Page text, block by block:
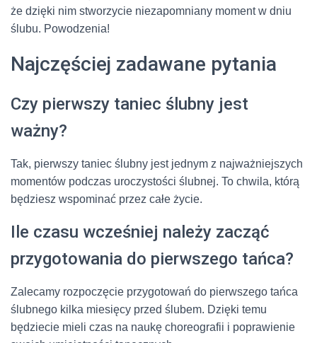
że dzięki nim stworzycie niezapomniany moment w dniu
ślubu. Powodzenia!
Najczęściej zadawane pytania
Czy pierwszy taniec ślubny jest
ważny?
Tak, pierwszy taniec ślubny jest jednym z najważniejszych
momentów podczas uroczystości ślubnej. To chwila, którą
będziesz wspominać przez całe życie.
Ile czasu wcześniej należy zacząć
przygotowania do pierwszego tańca?
Zalecamy rozpoczęcie przygotowań do pierwszego tańca
ślubnego kilka miesięcy przed ślubem. Dzięki temu
będziecie mieli czas na naukę choreografii i poprawienie